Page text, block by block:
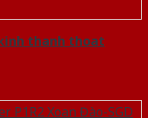
kinh thanh thoat